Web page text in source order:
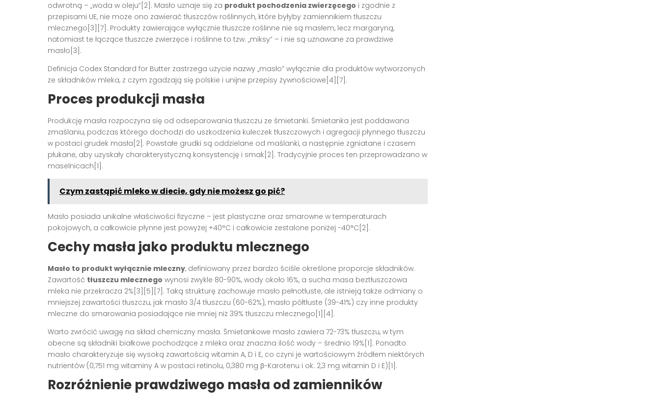
odwrotną – „woda w oleju”[2]. Masło uznaje się za produkt pochodzenia zwierzęcego i zgodnie z
przepisami UE, nie może ono zawierać tłuszczów roślinnych, które byłyby zamiennikiem tłuszczu
mlecznego[3][7]. Produkty zawierające wyłącznie tłuszcze roślinne nie są masłem, lecz margaryną,
natomiast te łączące tłuszcze zwierzęce i roślinne to tzw. „miksy” – i nie są uznawane za prawdziwe
masło[3].
Definicja Codex Standard for Butter zastrzega użycie nazwy „masło” wyłącznie dla produktów wytworzonych
ze składników mleka, z czym zgadzają się polskie i unijne przepisy żywnościowe[4][7].
Proces produkcji masła
Produkcję masła rozpoczyna się od odseparowania tłuszczu ze śmietanki. Śmietanka jest poddawana
zmaślaniu, podczas którego dochodzi do uszkodzenia kuleczek tłuszczowych i agregacji płynnego tłuszczu
w postaci grudek masła[2]. Powstałe grudki są oddzielane od maślanki, a następnie zgniatane i czasem
płukane, aby uzyskały charakterystyczną konsystencję i smak[2]. Tradycyjnie proces ten przeprowadzano w
maselnicach[1].
Czym zastąpić mleko w diecie, gdy nie możesz go pić?
Masło posiada unikalne właściwości fizyczne – jest plastyczne oraz smarowne w temperaturach
pokojowych, a całkowicie płynne jest powyżej +40°C i całkowicie zestalone poniżej -40°C[2].
Cechy masła jako produktu mlecznego
Masło to produkt wyłącznie mleczny, definiowany przez bardzo ściśle określone proporcje składników.
Zawartość tłuszczu mlecznego wynosi zwykle 80-90%, wody około 16%, a sucha masa beztłuszczowa
mleka nie przekracza 2%[3][5][7]. Taką strukturę zachowuje masło pełnotłuste, ale istnieją także odmiany o
mniejszej zawartości tłuszczu, jak masło 3/4 tłuszczu (60-62%), masło półtłuste (39-41%) czy inne produkty
mleczne do smarowania posiadające nie mniej niż 39% tłuszczu mlecznego[1][4].
Warto zwrócić uwagę na skład chemiczny masła. Śmietankowe masło zawiera 72-73% tłuszczu, w tym
obecne są składniki białkowe pochodzące z mleka oraz znaczna ilość wody – średnio 19%[1]. Ponadto
masło charakteryzuje się wysoką zawartością witamin A, D i E, co czyni je wartościowym źródłem niektórych
nutrientów (0,751 mg witaminy A w postaci retinolu, 0,380 mg β-Karotenu i ok. 2,3 mg witamin D i E)[1].
Rozróżnienie prawdziwego masła od zamienników